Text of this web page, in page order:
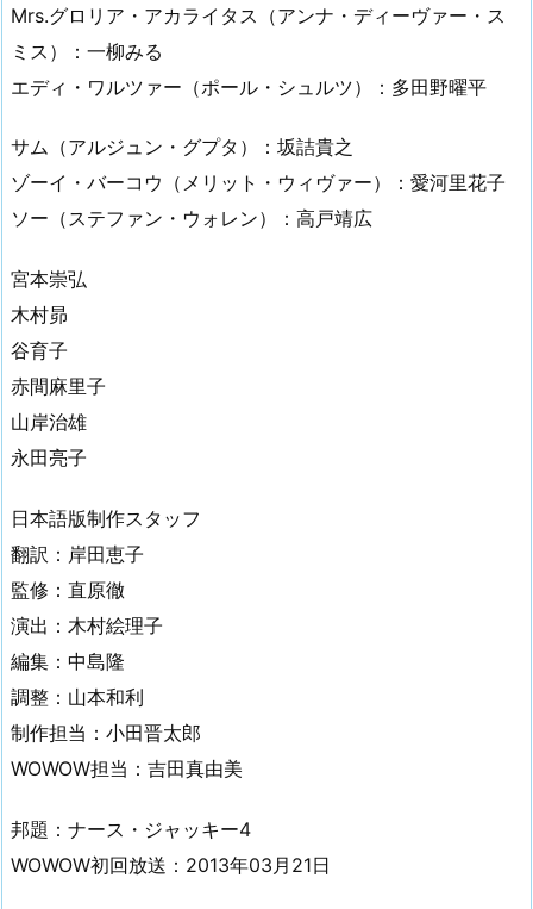
Mrs.グロリア・アカライタス（アンナ・ディーヴァー・ス
ミス）：一柳みる
エディ・ワルツァー（ポール・シュルツ）：多田野曜平
サム（アルジュン・グプタ）：坂詰貴之
ゾーイ・バーコウ（メリット・ウィヴァー）：愛河里花子
ソー（ステファン・ウォレン）：高戸靖広
宮本崇弘
木村昴
谷育子
赤間麻里子
山岸治雄
永田亮子
日本語版制作スタッフ
翻訳：岸田恵子
監修：直原徹
演出：木村絵理子
編集：中島隆
調整：山本和利
制作担当：小田晋太郎
WOWOW担当：吉田真由美
邦題：ナース・ジャッキー4
WOWOW初回放送：2013年03月21日